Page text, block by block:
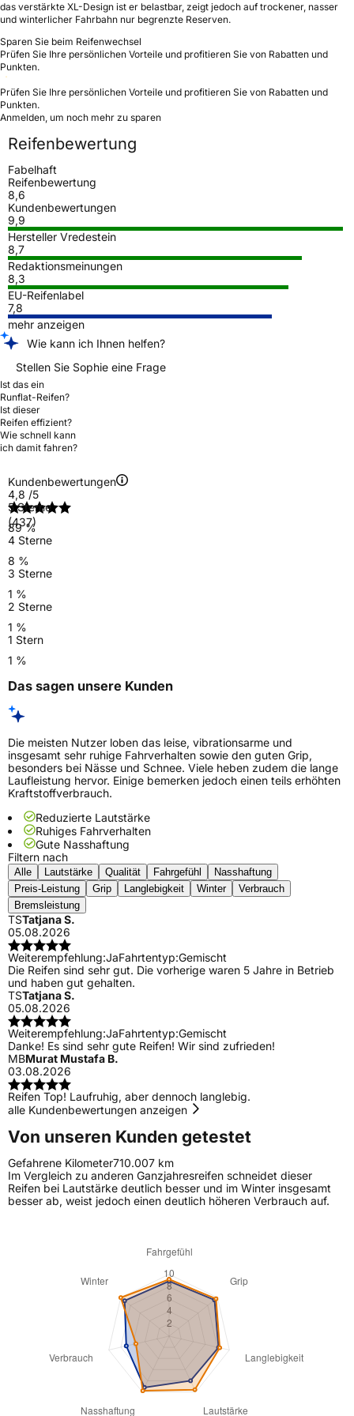
das verstärkte XL-Design ist er belastbar, zeigt jedoch auf trockener, nasser
und winterlicher Fahrbahn nur begrenzte Reserven.
Sparen Sie beim Reifenwechsel
Prüfen Sie Ihre persönlichen Vorteile und profitieren Sie von Rabatten und
Punkten.
Prüfen Sie Ihre persönlichen Vorteile und profitieren Sie von Rabatten und
Punkten.
Anmelden, um noch mehr zu sparen
Reifenbewertung
Fabelhaft
Reifenbewertung
8,6
Kundenbewertungen
9,9
Hersteller Vredestein
8,7
Redaktionsmeinungen
8,3
EU-Reifenlabel
7,8
mehr anzeigen
Wie kann ich Ihnen helfen?
Stellen Sie Sophie eine Frage
Ist das ein
Runflat-Reifen?
Ist dieser
Reifen effizient?
Wie schnell kann
ich damit fahren?
Kundenbewertungen
4,8 /5
(437)
5 Sterne
89 %
4 Sterne
8 %
3 Sterne
1 %
2 Sterne
1 %
1 Stern
1 %
Das sagen unsere Kunden
Die meisten Nutzer loben das leise, vibrationsarme und
insgesamt sehr ruhige Fahrverhalten sowie den guten Grip,
besonders bei Nässe und Schnee. Viele heben zudem die lange
Laufleistung hervor. Einige bemerken jedoch einen teils erhöhten
Kraftstoffverbrauch.
Reduzierte Lautstärke
Ruhiges Fahrverhalten
Gute Nasshaftung
Filtern nach
Alle Lautstärke Qualität Fahrgefühl
Nasshaftung
Preis-Leistung
Grip Langlebigkeit Winter
Verbrauch
Bremsleistung
TSTatjana S.
05.08.2026
Weiterempfehlung:JaFahrtentyp:Gemischt
Die Reifen sind sehr gut. Die vorherige waren 5 Jahre in Betrieb
und haben gut gehalten.
TSTatjana S.
05.08.2026
Weiterempfehlung:JaFahrtentyp:Gemischt
Danke! Es sind sehr gute Reifen! Wir sind zufrieden!
MBMurat Mustafa B.
03.08.2026
Reifen Top! Laufruhig, aber dennoch langlebig.
alle Kundenbewertungen anzeigen
Von unseren Kunden getestet
Gefahrene Kilometer710.007 km
Im Vergleich zu anderen Ganzjahresreifen schneidet dieser
Reifen bei Lautstärke deutlich besser und im Winter insgesamt
besser ab, weist jedoch einen deutlich höheren Verbrauch auf.